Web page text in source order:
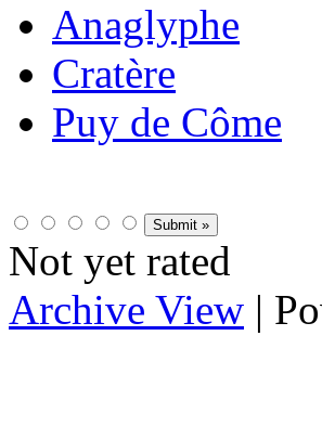
Anaglyphe
Cratère
Puy de Côme
Not yet rated
Archive View |